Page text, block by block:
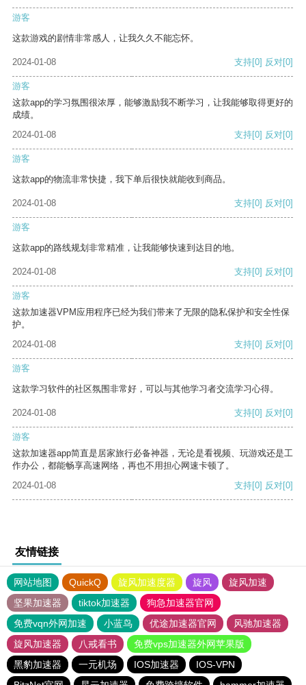
游客
这款游戏的剧情非常感人，让我久久不能忘怀。
2024-01-08 支持[0] 反对[0]
游客
这款app的学习氛围很浓厚，能够激励我不断学习，让我能够取得更好的
成绩。
2024-01-08
支持[0] 反对[0]
游客
这款app的物流非常快捷，我下单后很快就能收到商品。
2024-01-08 支持[0] 反对[0]
游客
这款app的路线规划非常精准，让我能够快速到达目的地。
2024-01-08 支持[0] 反对[0]
游客
这款加速器VPM应用程序已经为我们带来了无限的隐私保护和安全性保
护。
2024-01-08
支持[0] 反对[0]
游客
这款学习软件的社区氛围非常好，可以与其他学习者交流学习心得。
2024-01-08 支持[0] 反对[0]
游客
这款加速器app简直是居家旅行必备神器，无论是看视频、玩游戏还是工
作办公，都能畅享高速网络，再也不用担心网速卡顿了。
2024-01-08
支持[0] 反对[0]
友情链接
网站地图 QuickQ 旋风加速度器 旋风
旋风加速
坚果加速器
tiktok加速器
狗急加速器官网
免费vqn外网加速
小蓝鸟 优途加速器官网
风驰加速器
旋风加速器
八戒看书
免费vps加速器外网苹果版
黑豹加速器
一元机场 IOS加速器
IOS-VPN